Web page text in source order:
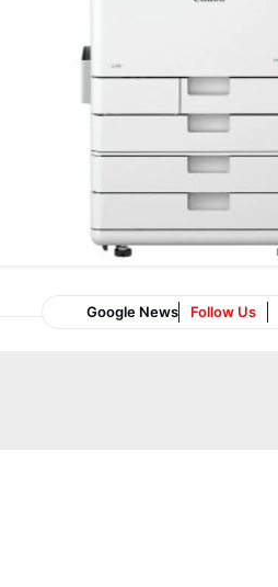
Google News Follow Us